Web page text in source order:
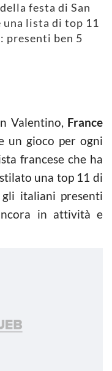
festa di San
lista di top 11
presenti ben 5
Valentino, France
un gioco per ogni
francese che ha
una top 11 di
italiani presenti
in attività e